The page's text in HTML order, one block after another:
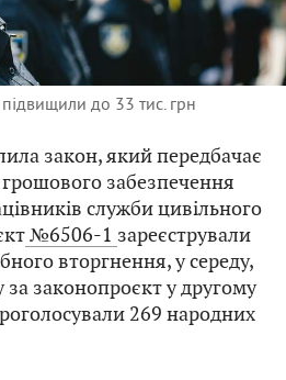
до 33 тис. грн
закон, який передбачає
забезпечення
служби цивільного
№6506-1 зареєстрували
вторгнення, у середу,
за законопроєкт у другому
269 народних